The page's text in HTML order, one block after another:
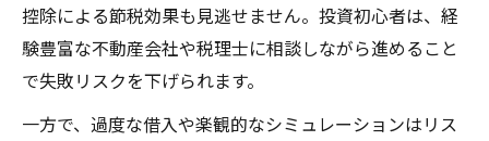
控除による節税効果も見逃せません。投資初心者は、経
験豊富な不動産会社や税理士に相談しながら進めること
で失敗リスクを下げられます。
一方で、過度な借入や楽観的なシミュレーションはリス